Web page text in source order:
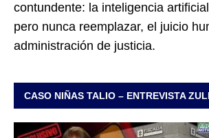
contundente: la inteligencia
pero nunca reemplazar, el juicio
administración de justicia.
CASO NIÑAS TALIO – ENTREVISTA